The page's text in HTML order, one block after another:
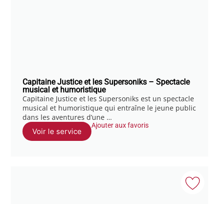
Capitaine Justice et les Supersoniks – Spectacle
musical et humoristique
Capitaine Justice et les Supersoniks est un spectacle
musical et humoristique qui entraîne le jeune public
dans les aventures d’une …
Voir le service
Ajouter aux favoris